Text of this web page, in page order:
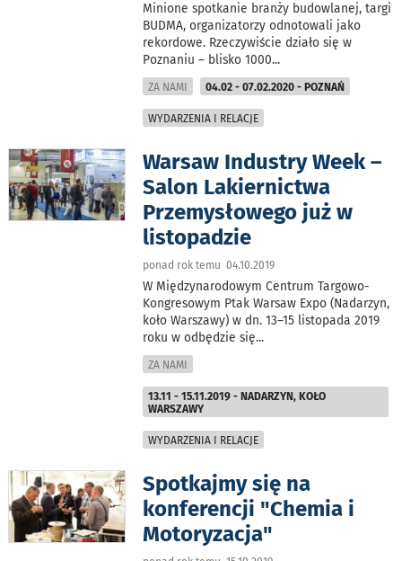
Minione spotkanie branży budowlanej, targi
BUDMA, organizatorzy odnotowali jako
rekordowe. Rzeczywiście działo się w
Poznaniu – blisko 1000...
ZA NAMI 04.02 - 07.02.2020 - POZNAŃ
WYDARZENIA I RELACJE
Warsaw Industry Week –
Salon Lakiernictwa
Przemysłowego już w
listopadzie
ponad rok temu 04.10.2019
W Międzynarodowym Centrum Targowo-
Kongresowym Ptak Warsaw Expo (Nadarzyn,
koło Warszawy) w dn. 13–15 listopada 2019
roku w odbędzie się...
ZA NAMI
13.11 - 15.11.2019 - NADARZYN, KOŁO
WARSZAWY
WYDARZENIA I RELACJE
Spotkajmy się na
konferencji "Chemia i
Motoryzacja"